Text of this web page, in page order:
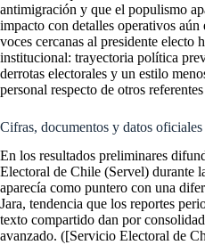
antimigración y que el populismo
impacto con detalles operativos aún
voces cercanas al presidente electo
institucional: trayectoria política
derrotas electorales y un estilo
personal respecto de otros
Cifras, documentos y datos oficiales
En los resultados preliminares
Electoral de Chile (Servel) durante
aparecía como puntero con una
Jara, tendencia que los reportes
texto compartido dan por
avanzado. ([Servicio Electoral de